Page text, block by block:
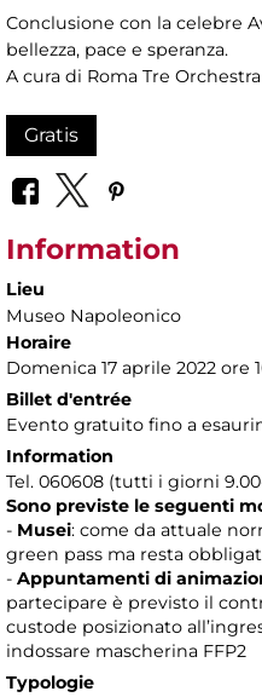
Conclusione con la celebre
bellezza, pace e speranza.
A cura di Roma Tre Orchestra
Gratis
Information
Lieu
Museo Napoleonico
Horaire
Domenica 17 aprile 2022 ore
Billet d'entrée
Evento gratuito fino a
Information
Tel. 060608 (tutti i giorni
Sono previste le seguenti
- Musei: come da attuale
green pass ma resta
- Appuntamenti di
partecipare è previsto il
custode posizionato
indossare mascherina FFP2
Typologie